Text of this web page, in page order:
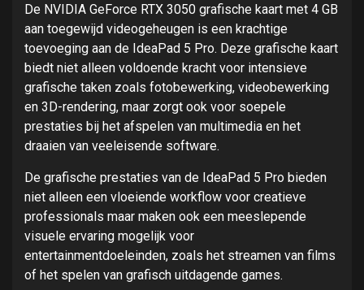
De NVIDIA GeForce RTX 3050 grafische kaart met 4 GB
aan toegewijd videogeheugen is een krachtige
toevoeging aan de IdeaPad 5 Pro. Deze grafische kaart
biedt niet alleen voldoende kracht voor intensieve
grafische taken zoals fotobewerking, videobewerking
en 3D-rendering, maar zorgt ook voor soepele
prestaties bij het afspelen van multimedia en het
draaien van veeleisende software.
De grafische prestaties van de IdeaPad 5 Pro bieden
niet alleen een vloeiende workflow voor creatieve
professionals maar maken ook een meeslepende
visuele ervaring mogelijk voor
entertainmentdoeleinden, zoals het streamen van films
of het spelen van grafisch uitdagende games.